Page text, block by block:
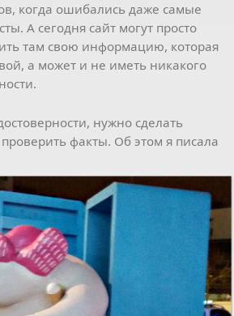
когда ошибались даже самые
А сегодня сайт могут просто
там свою информацию, которая
а может и не иметь никакого
нужно сделать
проверить факты. Об этом я писала